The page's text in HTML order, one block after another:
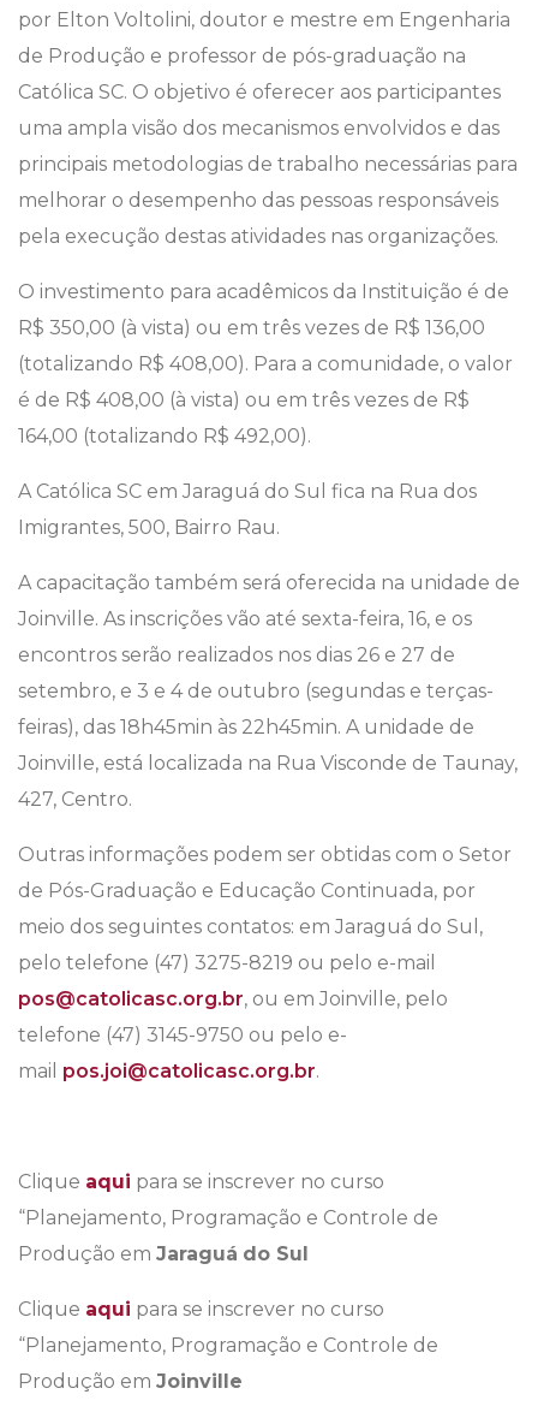
por Elton Voltolini, doutor e mestre em Engenharia
de Produção e professor de pós-graduação na
Católica SC. O objetivo é oferecer aos participantes
uma ampla visão dos mecanismos envolvidos e das
principais metodologias de trabalho necessárias para
melhorar o desempenho das pessoas responsáveis
pela execução destas atividades nas organizações.
O investimento para acadêmicos da Instituição é de
R$ 350,00 (à vista) ou em três vezes de R$ 136,00
(totalizando R$ 408,00). Para a comunidade, o valor
é de R$ 408,00 (à vista) ou em três vezes de R$
164,00 (totalizando R$ 492,00).
A Católica SC em Jaraguá do Sul fica na Rua dos
Imigrantes, 500, Bairro Rau.
A capacitação também será oferecida na unidade de
Joinville. As inscrições vão até sexta-feira, 16, e os
encontros serão realizados nos dias 26 e 27 de
setembro, e 3 e 4 de outubro (segundas e terças-
feiras), das 18h45min às 22h45min. A unidade de
Joinville, está localizada na Rua Visconde de Taunay,
427, Centro.
Outras informações podem ser obtidas com o Setor
de Pós-Graduação e Educação Continuada, por
meio dos seguintes contatos: em Jaraguá do Sul,
pelo telefone (47) 3275-8219 ou pelo e-mail
pos@catolicasc.org.br, ou em Joinville, pelo
telefone (47) 3145-9750 ou pelo e-
mail pos.joi@catolicasc.org.br.
Clique aqui para se inscrever no curso
“Planejamento, Programação e Controle de
Produção em Jaraguá do Sul
Clique aqui para se inscrever no curso
“Planejamento, Programação e Controle de
Produção em Joinville